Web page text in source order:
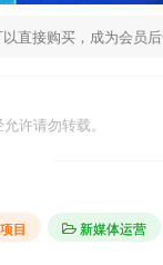
直接购买，成为会员后
许请勿转载。
目
新媒体运营